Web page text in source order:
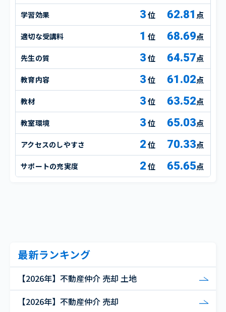
学習効果 3 62.81 点
適切な受講料 1 68.69点
先生の質 3 64.57点
教育内容 3 61.02点
教材 3 63.52点
教室環境 3 65.03点
アクセスのしやすさ 2 70.33点
サポートの充実度 2 65.65点
最新ランキング
【2026年】不動産仲介 売却 土地
【2026年】不動産仲介 売却